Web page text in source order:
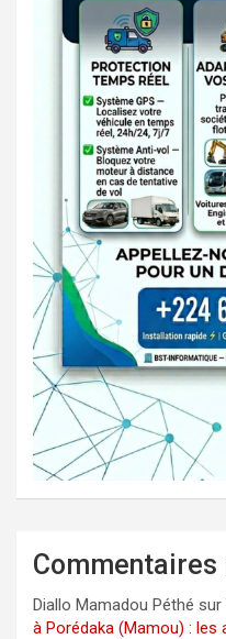
Commentaires
Diallo Mamadou Péthé sur
à Porédaka (Mamou) :